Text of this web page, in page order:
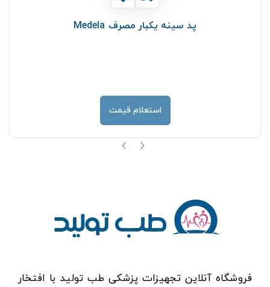
پد سینه یکبار مصرف Medela
استعلام قیمت
فروشگاه آنلاین تجهیزات پزشکی طب تولید با افتخار